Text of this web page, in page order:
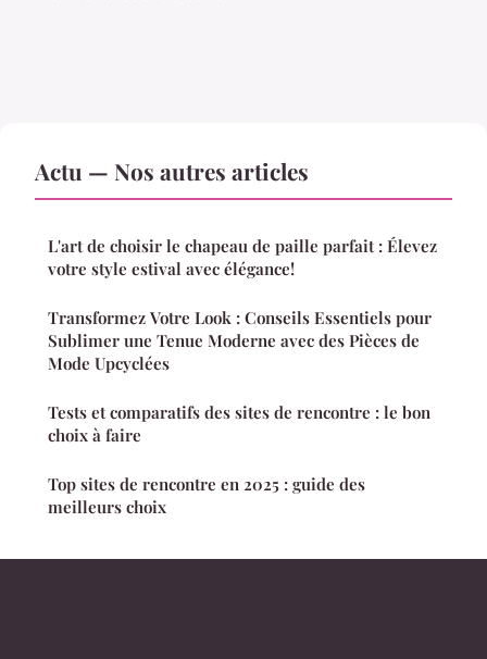
Actu — Nos autres articles
L'art de choisir le chapeau de paille parfait : Élevez
votre style estival avec élégance!
Transformez Votre Look : Conseils Essentiels pour
Sublimer une Tenue Moderne avec des Pièces de
Mode Upcyclées
Tests et comparatifs des sites de rencontre : le bon
choix à faire
Top sites de rencontre en 2025 : guide des
meilleurs choix